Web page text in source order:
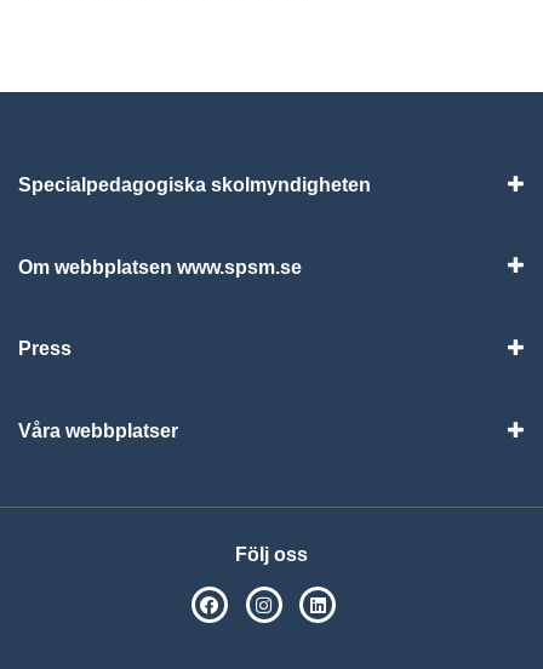
Specialpedagogiska skolmyndigheten
Om webbplatsen www.spsm.se
Press
Våra webbplatser
Följ oss
SPSM på Facebook
SPSM på Instagram